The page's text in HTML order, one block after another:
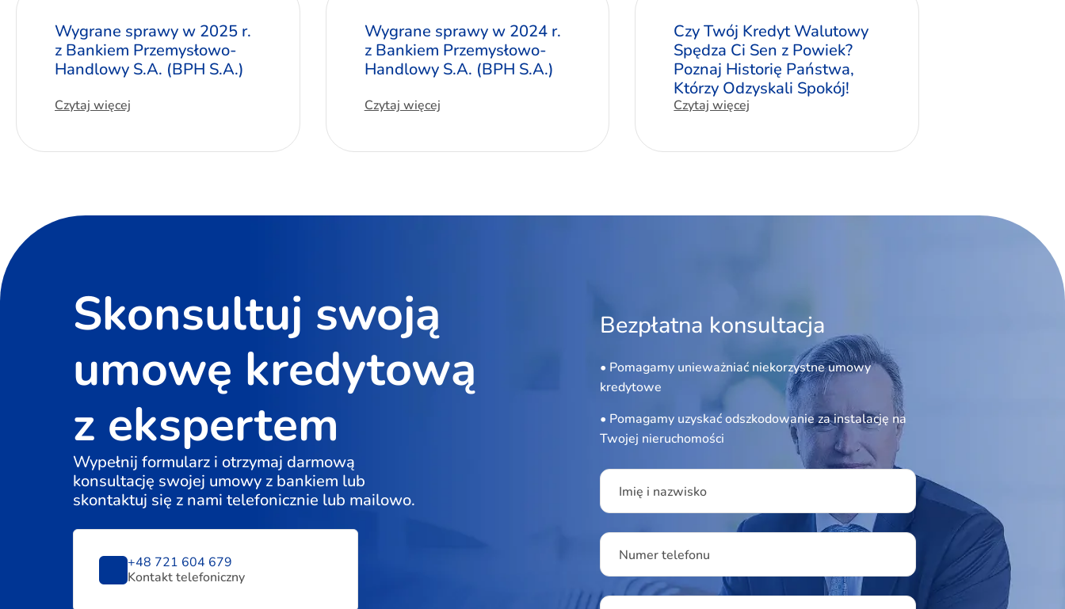
Wygrane sprawy w 2025 r.
z Bankiem Przemysłowo-
Handlowy S.A. (BPH S.A.)
Czytaj więcej
Wygrane sprawy w 2024 r.
z Bankiem Przemysłowo-
Handlowy S.A. (BPH S.A.)
Czytaj więcej
Czy Twój Kredyt Walutowy
Spędza Ci Sen z Powiek?
Poznaj Historię Państwa,
Którzy Odzyskali Spokój!
Czytaj więcej
Skonsultuj swoją
umowę kredytową
z ekspertem
Wypełnij formularz i otrzymaj darmową
konsultację swojej umowy z bankiem lub
skontaktuj się z nami telefonicznie lub mailowo.
+48 721 604 679
Kontakt telefoniczny
Bezpłatna konsultacja
• Pomagamy unieważniać niekorzystne umowy
kredytowe
• Pomagamy uzyskać odszkodowanie za instalację na
Twojej nieruchomości
Please leave this field empty.
Imię i nazwisko
Numer telefonu